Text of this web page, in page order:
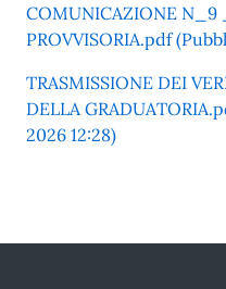
COMUNICAZIONE N_9
PROVVISORIA.pdf
TRASMISSIONE DEI
DELLA
2026 12:28)